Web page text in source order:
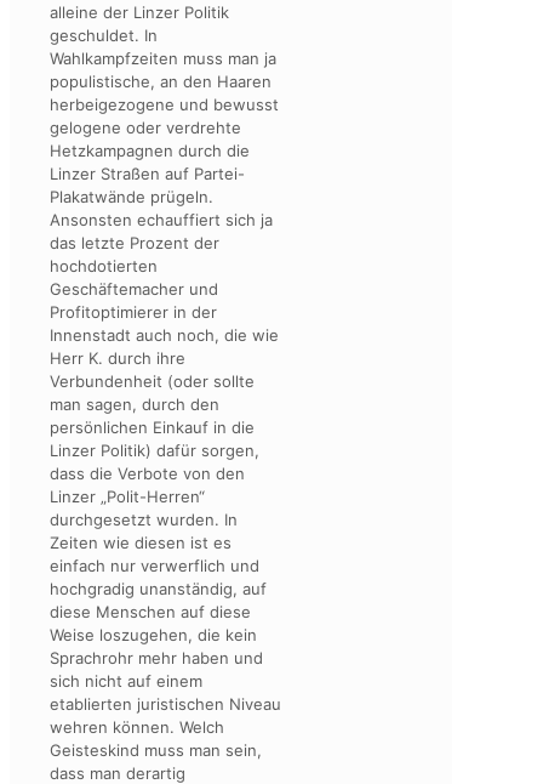
alleine der Linzer Politik
geschuldet. In
Wahlkampfzeiten muss man ja
populistische, an den Haaren
herbeigezogene und bewusst
gelogene oder verdrehte
Hetzkampagnen durch die
Linzer Straßen auf Partei-
Plakatwände prügeln.
Ansonsten echauffiert sich ja
das letzte Prozent der
hochdotierten
Geschäftemacher und
Profitoptimierer in der
Innenstadt auch noch, die wie
Herr K. durch ihre
Verbundenheit (oder sollte
man sagen, durch den
persönlichen Einkauf in die
Linzer Politik) dafür sorgen,
dass die Verbote von den
Linzer „Polit-Herren“
durchgesetzt wurden. In
Zeiten wie diesen ist es
einfach nur verwerflich und
hochgradig unanständig, auf
diese Menschen auf diese
Weise loszugehen, die kein
Sprachrohr mehr haben und
sich nicht auf einem
etablierten juristischen Niveau
wehren können. Welch
Geisteskind muss man sein,
dass man derartig